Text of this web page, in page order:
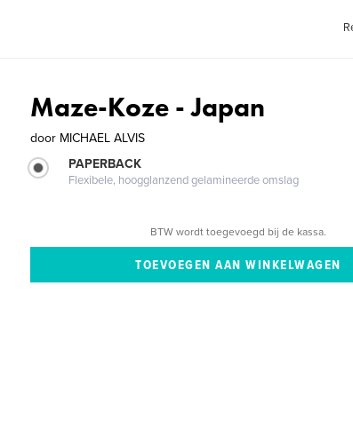
Maze-Koze - Japan
door MICHAEL ALVIS
PAPERBACK
Flexibele, hoogglanzend gelamineerde omslag
BTW wordt toegevoegd bij de kassa.